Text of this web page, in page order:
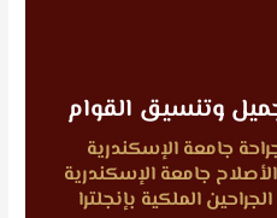
وتنسيق القوام
جامعة الإسكندرية
جامعة الإسكندرية
الملكية بإنجلترا